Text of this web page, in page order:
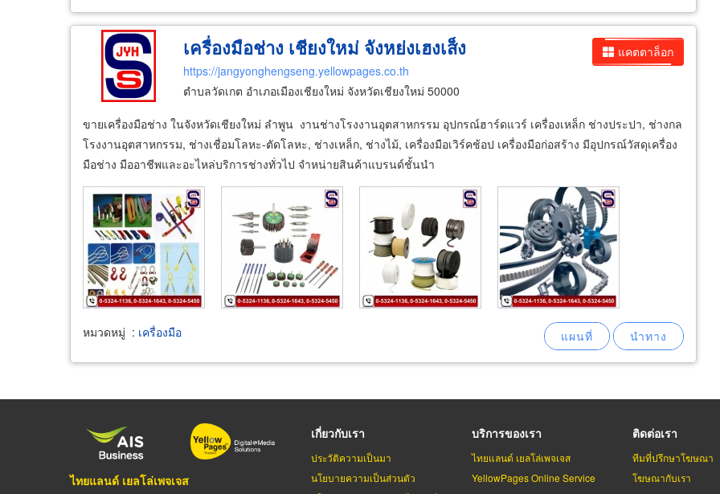
แคตตาล็อก
เครื่องมือช่าง เชียงใหม่ จังหย่งเฮงเส็ง
https://jangyonghengseng.yellowpages.co.th
ตำบลวัดเกต อำเภอเมืองเชียงใหม่ จังหวัดเชียงใหม่ 50000
ขายเครื่องมือช่าง ในจังหวัดเชียงใหม่ ลำพูน งานช่างโรงงานอุตสาหกรรม อุปกรณ์ฮาร์ดแวร์ เครื่องเหล็ก ช่างประปา, ช่างกล
โรงงานอุตสาหกรรม, ช่างเชื่อมโลหะ-ตัดโลหะ, ช่างเหล็ก, ช่างไม้, เครื่องมือเวิร์คช้อป เครื่องมือก่อสร้าง มีอุปกรณ์วัสดุเครื่อง
มือช่าง มืออาชีพและอะไหล่บริการช่างทั่วไป จำหน่ายสินค้าแบรนด์ชั้นนำ
หมวดหมู่ : เครื่องมือ
ไทยแลนด์ เยลโล่เพจเจส
เกี่ยวกับเรา
ประวัติความเป็นมา
นโยบายความเป็นส่วนตัว
บริการของเรา
ไทยแลนด์ เยลโล่เพจเจส
YellowPages Online Service
ติดต่อเรา
ทีมที่ปรึกษาโฆษณา
โฆษณากับเรา